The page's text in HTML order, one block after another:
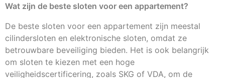
Wat zijn de beste sloten voor een appartement?
De beste sloten voor een appartement zijn meestal
cilindersloten en elektronische sloten, omdat ze
betrouwbare beveiliging bieden. Het is ook belangrijk
om sloten te kiezen met een hoge
veiligheidscertificering, zoals SKG of VDA, om de